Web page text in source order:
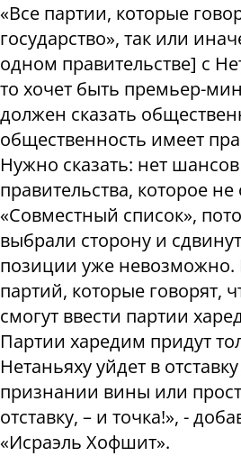
«Все партии, которые
государство», так или
одном правительстве] с
то хочет быть премьер-
должен сказать
общественность имеет
Нужно сказать: нет
правительства, которое
«Совместный список»,
выбрали сторону и
позиции уже невозможно.
партий, которые говорят,
смогут ввести партии
Партии харедим придут
Нетаньяху уйдет в
признании вины или
отставку, – и точка!», -
«Исраэль Хофшит».